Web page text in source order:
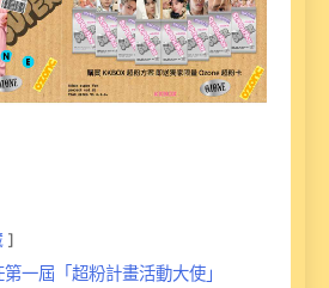
第一屆「超粉計畫活動大使」